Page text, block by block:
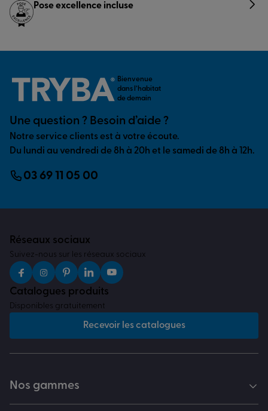
Pose excellence incluse
Bienvenue
dans l’habitat
de demain
Une question ? Besoin d’aide ?
Notre service clients est à votre écoute.
Du lundi au vendredi de 8h à 20h et le samedi de 8h à 12h.
03 69 11 05 00
Réseaux sociaux
Suivez-nous sur les réseaux sociaux
Catalogues produits
Disponibles gratuitement
Recevoir les catalogues
Nos gammes